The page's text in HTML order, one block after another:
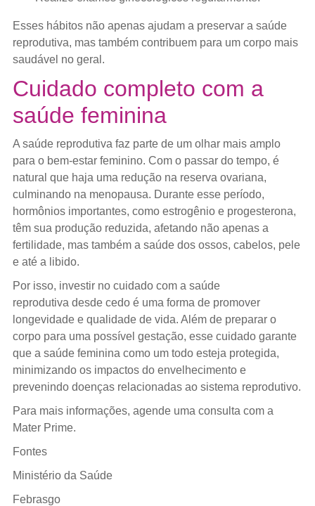
Esses hábitos não apenas ajudam a preservar a saúde
reprodutiva, mas também contribuem para um corpo mais
saudável no geral.
Cuidado completo com a
saúde feminina
A saúde reprodutiva faz parte de um olhar mais amplo
para o bem-estar feminino. Com o passar do tempo, é
natural que haja uma redução na reserva ovariana,
culminando na menopausa. Durante esse período,
hormônios importantes, como estrogênio e progesterona,
têm sua produção reduzida, afetando não apenas a
fertilidade, mas também a saúde dos ossos, cabelos, pele
e até a libido.
Por isso, investir no cuidado com a saúde
reprodutiva desde cedo é uma forma de promover
longevidade e qualidade de vida. Além de preparar o
corpo para uma possível gestação, esse cuidado garante
que a saúde feminina como um todo esteja protegida,
minimizando os impactos do envelhecimento e
prevenindo doenças relacionadas ao sistema reprodutivo.
Para mais informações, agende uma consulta com a
Mater Prime.
Fontes
Ministério da Saúde
Febrasgo